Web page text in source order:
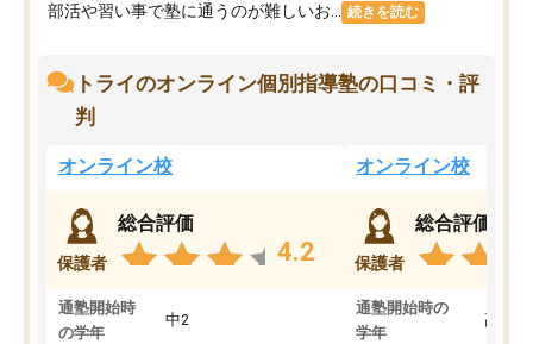
部活や習い事で塾に通うのが難しいお... 続きを読む
トライのオンライン個別指導塾の口コミ・評
判
オンライン校
保護者
総合評価
4.2
通塾開始時
の学年
中2
オンライン校
保護者
総合評価
通塾開始時の
学年
高3